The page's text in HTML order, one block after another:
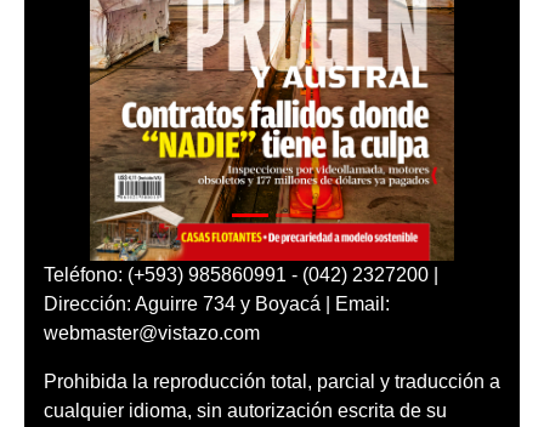
Teléfono: (+593) 985860991 - (042) 2327200 |
Dirección: Aguirre 734 y Boyacá | Email:
webmaster@vistazo.com
Prohibida la reproducción total, parcial y traducción a
cualquier idioma, sin autorización escrita de su